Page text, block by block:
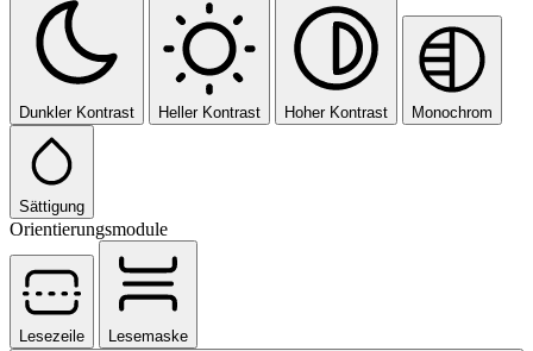
Dunkler Kontrast Heller Kontrast Hoher Kontrast Monochrom
Sättigung
Orientierungsmodule
Lesezeile
Lesemaske